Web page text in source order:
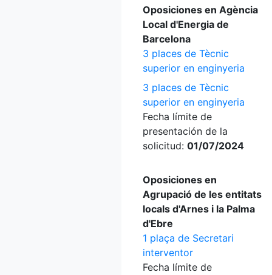
Oposiciones en Agència
Local d'Energia de
Barcelona
3 places de Tècnic
superior en enginyeria
3 places de Tècnic
superior en enginyeria
Fecha límite de
presentación de la
solicitud: 01/07/2024
Oposiciones en
Agrupació de les entitats
locals d'Arnes i la Palma
d'Ebre
1 plaça de Secretari
interventor
Fecha límite de